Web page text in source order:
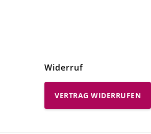
Widerruf
VERTRAG WIDERRUFEN